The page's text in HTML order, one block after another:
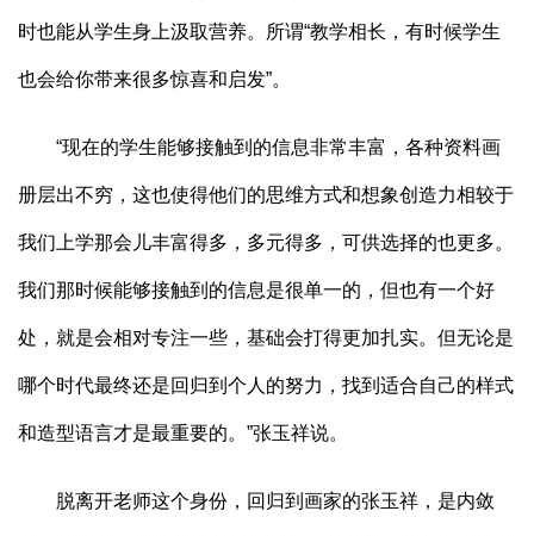
时也能从学生身上汲取营养。所谓“教学相长，有时候学生
也会给你带来很多惊喜和启发”。
“现在的学生能够接触到的信息非常丰富，各种资料画
册层出不穷，这也使得他们的思维方式和想象创造力相较于
我们上学那会儿丰富得多，多元得多，可供选择的也更多。
我们那时候能够接触到的信息是很单一的，但也有一个好
处，就是会相对专注一些，基础会打得更加扎实。但无论是
哪个时代最终还是回归到个人的努力，找到适合自己的样式
和造型语言才是最重要的。”张玉祥说。
脱离开老师这个身份，回归到画家的张玉祥，是内敛